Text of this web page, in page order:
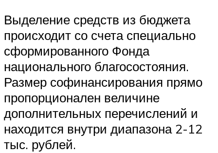
Выделение средств из бюджета
происходит со счета специально
сформированного Фонда
национального благосостояния.
Размер софинансирования прямо
пропорционален величине
дополнительных перечислений и
находится внутри диапазона 2-12
тыс. рублей.